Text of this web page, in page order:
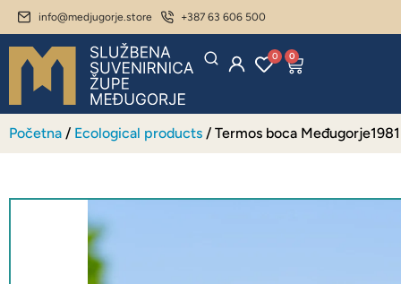
info@medjugorje.store +387 63 606 500
0 0
Početna / Ecological products / Termos boca Međugorje1981